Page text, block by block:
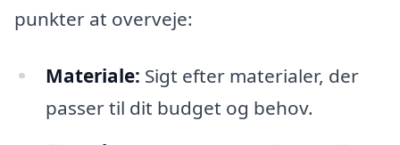
punkter at overveje:
Materiale: Sigt efter materialer, der
passer til dit budget og behov.